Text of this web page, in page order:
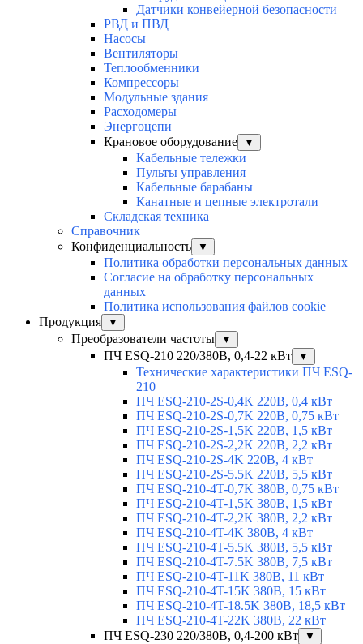
Датчики конвейерной безопасности
РВД и ПВД
Насосы
Вентиляторы
Теплообменники
Компрессоры
Модульные здания
Расходомеры
Энергоцепи
Крановое оборудование
▼
Кабельные тележки
Пульты управления
Кабельные барабаны
Канатные и цепные электротали
Складская техника
Справочник
Конфиденциальность
▼
Политика обработки персональных данных
Согласие на обработку персональных
данных
Политика использования файлов cookie
Продукция
▼
Преобразователи частоты ▼
ПЧ ESQ-210 220/380В, 0,4-22 кВт ▼
Технические характеристики ПЧ ESQ-
210
ПЧ ESQ-210-2S-0,4K 220В, 0,4 кВт
ПЧ ESQ-210-2S-0,7K 220В, 0,75 кВт
ПЧ ESQ-210-2S-1,5K 220В, 1,5 кВт
ПЧ ESQ-210-2S-2,2K 220В, 2,2 кВт
ПЧ ESQ-210-2S-4K 220В, 4 кВт
ПЧ ESQ-210-2S-5.5K 220В, 5,5 кВт
ПЧ ESQ-210-4T-0,7K 380В, 0,75 кВт
ПЧ ESQ-210-4T-1,5K 380В, 1,5 кВт
ПЧ ESQ-210-4T-2,2K 380В, 2,2 кВт
ПЧ ESQ-210-4T-4K 380В, 4 кВт
ПЧ ESQ-210-4T-5.5K 380В, 5,5 кВт
ПЧ ESQ-210-4T-7.5K 380В, 7,5 кВт
ПЧ ESQ-210-4T-11K 380В, 11 кВт
ПЧ ESQ-210-4T-15K 380В, 15 кВт
ПЧ ESQ-210-4T-18.5K 380В, 18,5 кВт
ПЧ ESQ-210-4T-22K 380В, 22 кВт
ПЧ ESQ-230 220/380В, 0,4-200 кВт
▼